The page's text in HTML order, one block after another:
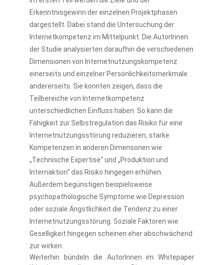
Erkenntnisgewinn der einzelnen Projektphasen
dargestellt. Dabei stand die Untersuchung der
Internetkompetenz im Mittelpunkt. Die AutorInnen
der Studie analysierten daraufhin die verschiedenen
Dimensionen von Internetnutzungskompetenz
einerseits und einzelner Persönlichkeitsmerkmale
andererseits. Sie konnten zeigen, dass die
Teilbereiche von Internetkompetenz
unterschiedlichen Einfluss haben. So kann die
Fähigkeit zur Selbstregulation das Risiko für eine
Internetnutzungsstörung reduzieren, starke
Kompetenzen in anderen Dimensonen wie
„Technische Expertise“ und „Produktion und
Internaktion“ das Risiko hingegen erhöhen.
Außerdem begünstigen beispielsweise
psychopathologische Symptome wie Depression
oder soziale Ängstlichkeit die Tendenz zu einer
Internetnutzungsstörung. Soziale Faktoren wie
Geselligkeit hingegen scheinen eher abschwächend
zur wirken.
Weiterhin bündeln die AutorInnen im Whitepaper